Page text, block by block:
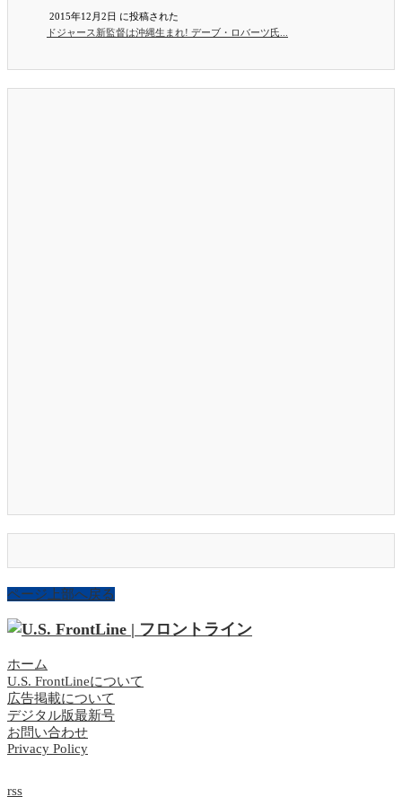
2015年12月2日 に投稿された
ドジャース新監督は沖縄生まれ! デーブ・ロバーツ氏...
ページ上部へ戻る
ホーム
U.S. FrontLineについて
広告掲載について
デジタル版最新号
お問い合わせ
Privacy Policy
rss